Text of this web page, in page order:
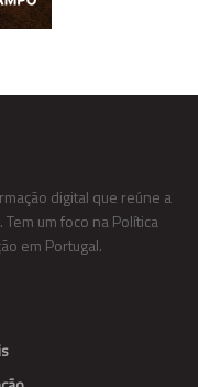
digital que reúne a
um foco na Política
em Portugal.